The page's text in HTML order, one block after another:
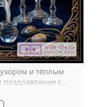
и тёплым
поздравление с